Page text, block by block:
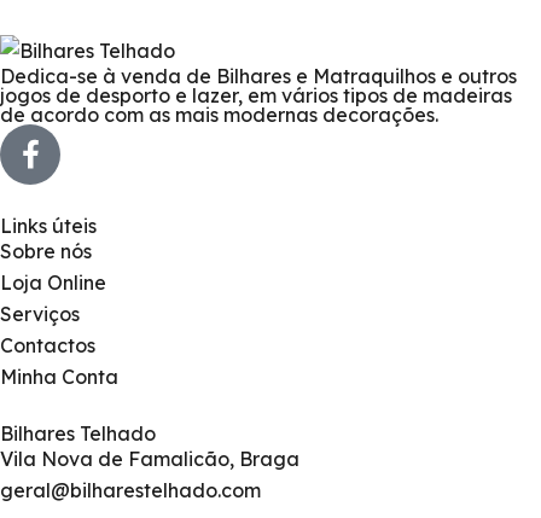
Dedica-se à venda de Bilhares e Matraquilhos e outros
jogos de desporto e lazer, em vários tipos de madeiras
de acordo com as mais modernas decorações.
Links úteis
Sobre nós
Loja Online
Serviços
Contactos
Minha Conta
Bilhares Telhado
Vila Nova de Famalicão, Braga
geral@bilharestelhado.com